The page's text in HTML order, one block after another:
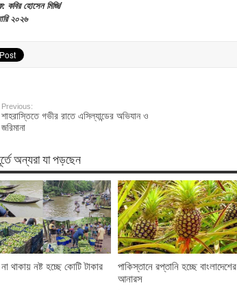
কবির হোসেন মিজি/
২০২৬
Previous:
শাহরাস্তিতে গভীর রাতে এসিল্যান্ডের অভিযান ও
জরিমানা
অন্যরা যা পড়ছেন
না থাকায় নষ্ট হচ্ছে কোটি টাকার
পাকিস্তানে রপ্তানি হচ্ছে বাংলাদেশের
আনারস